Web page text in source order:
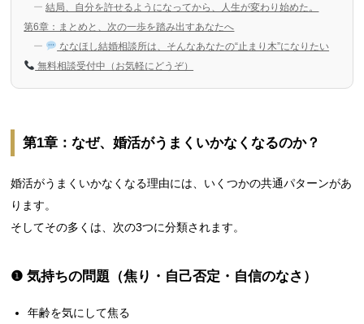
結局、自分を許せるようになってから、人生が変わり始めた。
第6章：まとめと、次の一歩を踏み出すあなたへ
ななほし結婚相談所は、そんなあなたの“止まり木”になりたい
無料相談受付中（お気軽にどうぞ）
第1章：なぜ、婚活がうまくいかなくなるのか？
婚活がうまくいかなくなる理由には、いくつかの共通パターンがあ
ります。
そしてその多くは、次の3つに分類されます。
❶ 気持ちの問題（焦り・自己否定・自信のなさ）
年齢を気にして焦る